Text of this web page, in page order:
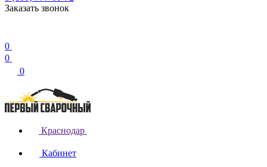
Заказать звонок
0
0
0
Краснодар
Кабинет